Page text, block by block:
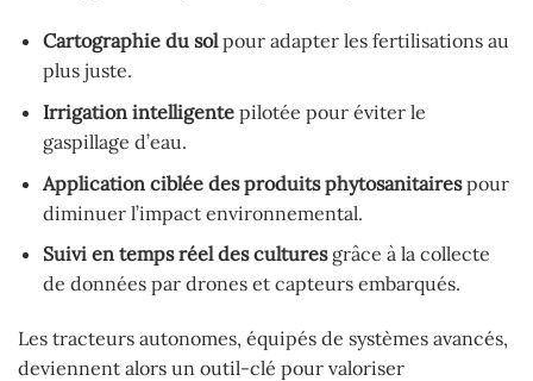
Cartographie du solpour adapter les fertilisations au
plus juste.
Irrigation intelligentepilotée pour éviter le
gaspillage d’eau.
Application ciblée des produits phytosanitairespour
diminuer l’impact environnemental.
Suivi en temps réel des culturesgrâce à la collecte
de données par drones et capteurs embarqués.
Les tracteurs autonomes, équipés de systèmes avancés,
deviennent alors un outil-clé pour valoriser